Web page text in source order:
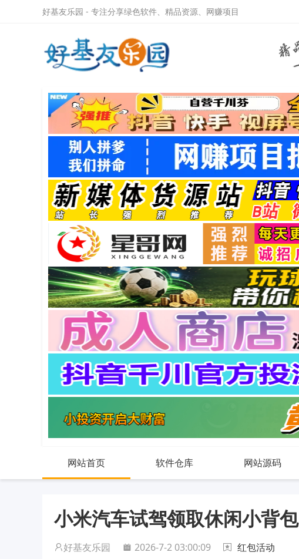
好基友乐园 - 专注分享绿色软件、精品资源、网赚项目
网站首页 软件仓库 网站源码
小米汽车试驾领取休闲小背包
好基友乐园 2026-7-2 03:00:09 红包活动